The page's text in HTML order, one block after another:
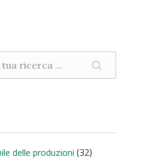
CERCA
delle produzioni (32)